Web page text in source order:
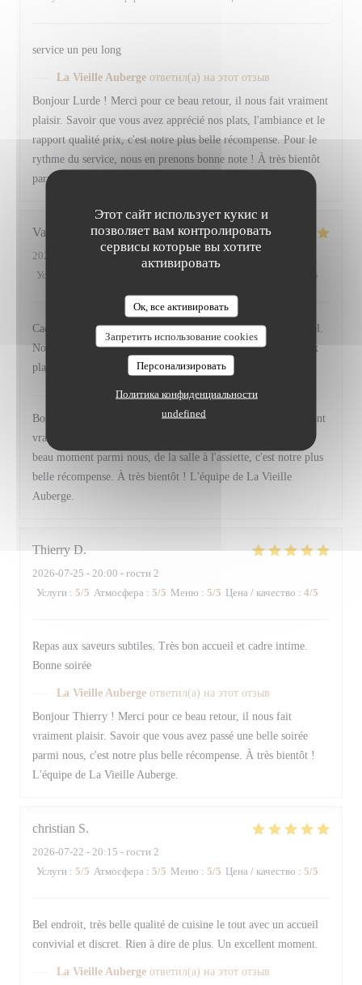
Этот сайт использует кукис и
позволяет вам контролировать
сервисы которые вы хотите
активировать
Ок, все активировать
Запретить использование cookies
Персонализировать
Политика конфиденциальности
undefined
service un peu long
La Vieille Auberge ответил(а) на этот отзыв
Bonjour Lurde ! Merci pour ce beau retour, il nous fait vraiment
plaisir. Savoir que vous avez apprécié nos plats, l'ambiance et le
rapport qualité prix, c'est notre plus belle récompense. Pour le
rythme du service, nous en prenons bonne note ! À très bientôt
parmi nous ! L'équipe de La Vieille Auberge.
Valerie
2026-07-24
- 12:30 - гости 2
Услуги
/5
Cadre magnifique, Personnel très agréable et très professionnel.
Nous nous sommes régalées des cocktails très bien exécuté aux
plats délicieux . Merci pour ce merveilleux moment 😊
La Vieille Auberge ответил(а) на этот отзыв
Bonjour Valerie ! Merci pour ces mots si généreux, ils nous font
vraiment chaud au cœur. Savoir que vous avez passé un aussi
beau moment parmi nous, de la salle à l'assiette, c'est notre plus
belle récompense. À très bientôt ! L'équipe de La Vieille
Auberge.
Thierry D
2026-07-25 - 20:00 - гости 2
Услуги : 5/5 Атмосфера : 5/5 Меню : 5/5 Цена / качество : 4/5
Repas aux saveurs subtiles. Très bon accueil et cadre intime.
Bonne soirée
La Vieille Auberge ответил(а) на этот отзыв
Bonjour Thierry ! Merci pour ce beau retour, il nous fait
vraiment plaisir. Savoir que vous avez passé une belle soirée
parmi nous, c'est notre plus belle récompense. À très bientôt !
L'équipe de La Vieille Auberge.
christian S
2026-07-22 - 20:15 - гости 2
Услуги : 5/5 Атмосфера : 5/5 Меню : 5/5 Цена / качество : 5/5
Bel endroit, très belle qualité de cuisine le tout avec un accueil
convivial et discret. Rien à dire de plus. Un excellent moment.
La Vieille Auberge ответил(а) на этот отзыв